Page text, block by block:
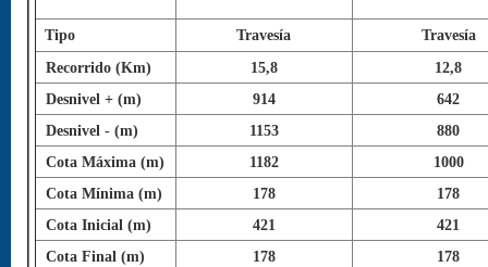
Tipo Travesía
Travesía
Recorrido (Km)
15,8
12,8
Desnivel + (m)
914
642
Desnivel - (m)
1153
880
Cota Máxima (m)
1182
1000
Cota Mínima (m)
178
178
Cota Inicial (m)
421
421
Cota Final (m)
178
178